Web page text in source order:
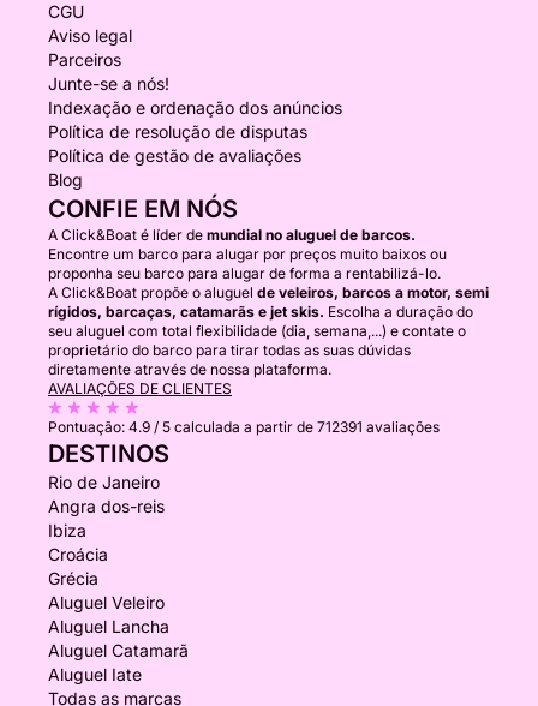
CGU
Aviso legal
Parceiros
Junte-se a nós!
Indexação e ordenação dos anúncios
Política de resolução de disputas
Política de gestão de avaliações
Blog
CONFIE EM NÓS
A Click&Boat é líder de mundial no aluguel de barcos.
Encontre um barco para alugar por preços muito baixos ou
proponha seu barco para alugar de forma a rentabilizá-lo.
A Click&Boat propõe o aluguel de veleiros, barcos a motor, semi
rígidos, barcaças, catamarãs e jet skis. Escolha a duração do
seu aluguel com total flexibilidade (dia, semana,...) e contate o
proprietário do barco para tirar todas as suas dúvidas
diretamente através de nossa plataforma.
AVALIAÇÕES DE CLIENTES
Pontuação: 4.9 / 5 calculada a partir de 712391 avaliações
DESTINOS
Rio de Janeiro
Angra dos-reis
Ibiza
Croácia
Grécia
Aluguel Veleiro
Aluguel Lancha
Aluguel Catamarã
Aluguel Iate
Todas as marcas